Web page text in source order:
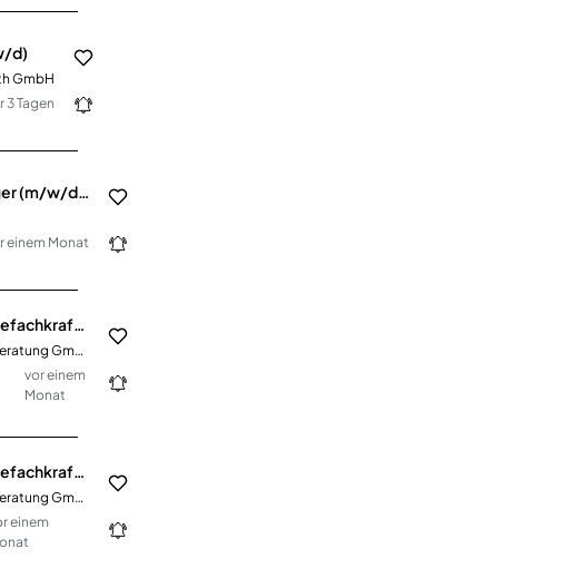
d)
GmbH
3 Tagen
Erzieher / Kinderpfleger (m/w/d) Vollzeit / Teilzeit
einem Monat
Pflegeberater / Pflegefachkraft (m/w/d)
compass private pflegeberatung GmbH
vor einem
Monat
Pflegeberater / Pflegefachkraft (m/w/d)
compass private pflegeberatung GmbH
einem